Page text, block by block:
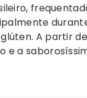
A partir
a